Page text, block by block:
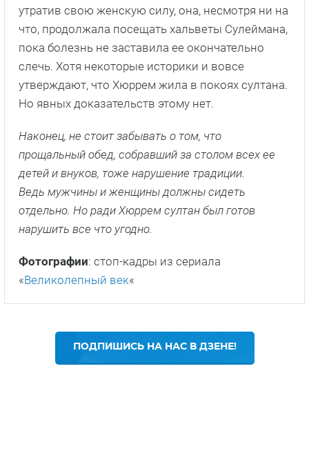
утратив свою женскую силу, она, несмотря ни на
что, продолжала посещать хальветы Сулеймана,
пока болезнь не заставила ее окончательно
слечь. Хотя некоторые историки и вовсе
утверждают, что Хюррем жила в покоях султана.
Но явных доказательств этому нет.
Наконец, не стоит забывать о том, что
прощальный обед, собравший за столом всех ее
детей и внуков, тоже нарушение традиции.
Ведь мужчины и женщины должны сидеть
отдельно. Но ради Хюррем султан был готов
нарушить все что угодно.
Фотографии: стоп-кадры из сериала
«Великолепный век«
ПОДПИШИСЬ НА НАС В ДЗЕНЕ!